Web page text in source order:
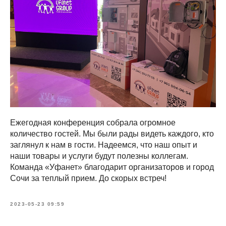
Ежегодная конференция собрала огромное
количество гостей. Мы были рады видеть каждого, кто
заглянул к нам в гости. Надеемся, что наш опыт и
наши товары и услуги будут полезны коллегам.
Команда «Уфанет» благодарит организаторов и город
Сочи за теплый прием. До скорых встреч!
2023-05-23 09:59